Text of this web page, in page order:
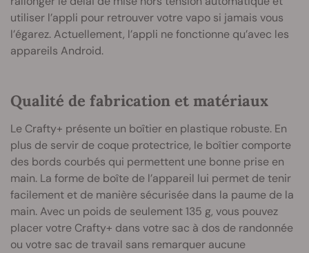
utiliser l’appli pour retrouver votre vapo si jamais vous
l’égarez. Actuellement, l’appli ne fonctionne qu’avec les
appareils Android.
Qualité de fabrication et matériaux
Le Crafty+ présente un boîtier en plastique robuste. En
plus de servir de coque protectrice, le boîtier comporte
des bords courbés qui permettent une bonne prise en
main. La forme de boîte de l’appareil lui permet de tenir
facilement et de manière sécurisée dans la paume de la
main. Avec un poids de seulement 135 g, vous pouvez
placer votre Crafty+ dans votre sac à dos de randonnée
ou votre sac de travail sans remarquer aucune